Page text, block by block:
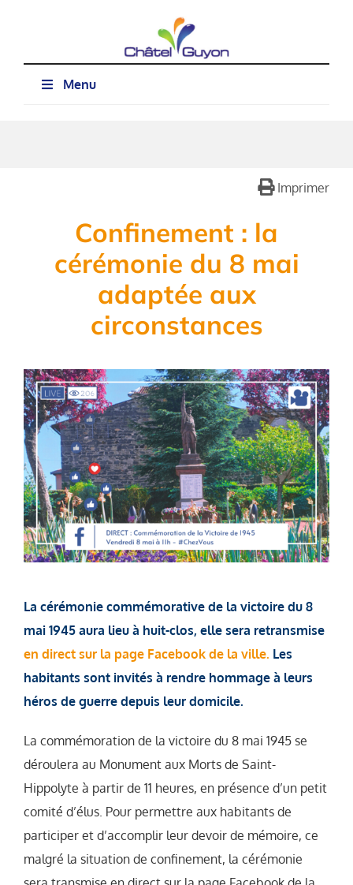
Menu
Imprimer
Confinement : la
cérémonie du 8 mai
adaptée aux
circonstances
La cérémonie commémorative de la victoire du 8
mai 1945 aura lieu à huit-clos, elle sera retransmise
en direct sur la page Facebook de la ville. Les
habitants sont invités à rendre hommage à leurs
héros de guerre depuis leur domicile.
La commémoration de la victoire du 8 mai 1945 se
déroulera au Monument aux Morts de Saint-
Hippolyte à partir de 11 heures, en présence d’un petit
comité d’élus. Pour permettre aux habitants de
participer et d’accomplir leur devoir de mémoire, ce
malgré la situation de confinement, la cérémonie